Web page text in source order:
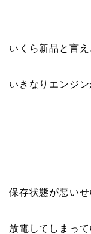
いくら新品と言え
いきなりエンジ
保存状態が悪い
放電してしまって